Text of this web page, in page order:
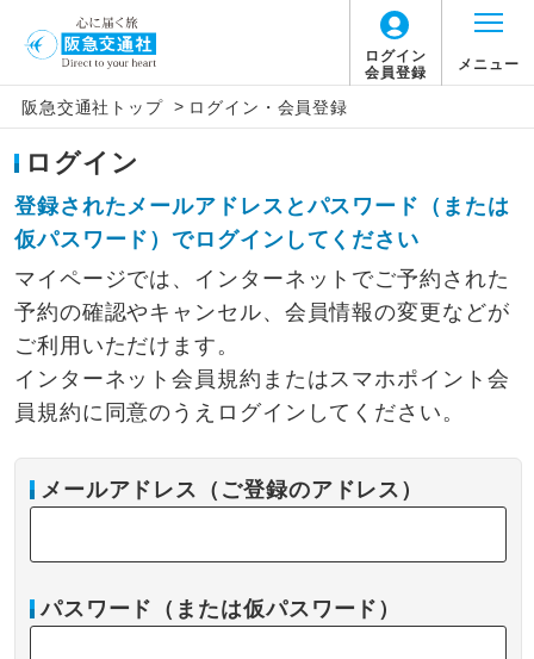
ログイン
会員登録
メニュー
阪急交通社トップ > ログイン・会員登録
ログイン
登録されたメールアドレスとパスワード（または
仮パスワード）でログインしてください
マイページでは、インターネットでご予約された
予約の確認やキャンセル、会員情報の変更などが
ご利用いただけます。
インターネット会員規約またはスマホポイント会
員規約に同意のうえログインしてください。
メールアドレス（ご登録のアドレス）
パスワード（または仮パスワード）